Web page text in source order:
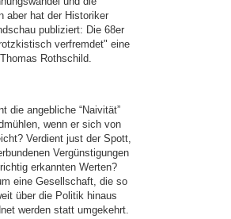
aber hat der Historiker
publiziert: Die 68er
verfremdet" eine
Rothschild.
die angebliche “Naivität”
wenn er sich von
Verdient just der Spott,
Vergünstigungen
erkannten Werten?
eine Gesellschaft, die so
über die Politik hinaus
werden statt umgekehrt.